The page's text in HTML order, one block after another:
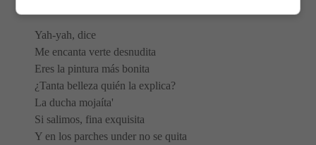
Yah-yah, dice
Me encanta verte desnudita
Eres la pintura más bonita
¿Tanta belleza quién la explica?
La ducha mojaíta'
Si salimos, fina exquisita
Y en los parches under no se quita